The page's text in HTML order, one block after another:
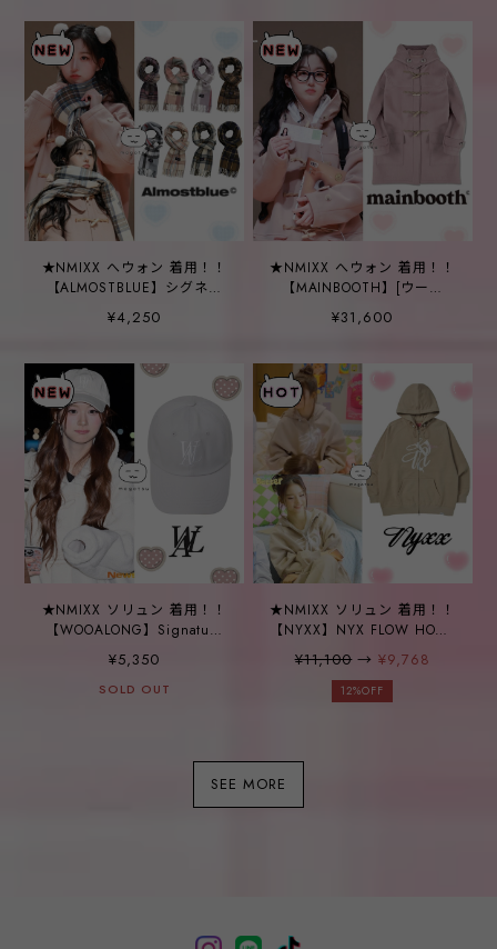
★NMIXX へウォン 着用！！
【ALMOSTBLUE】シグネチ
ャーチェックマフラー -
12COLOR
¥4,250
★NMIXX へウォン 着用！！
【MAINBOOTH】[ウール
90%]Oversized Duffle
Coat(PINK)
¥31,600
★NMIXX ソリュン 着用！！
【WOOALONG】Signature
GREY
¥5,350
SOLD OUT
★NMIXX ソリュン 着用！！
【NYXX】NYX FLOW HOOD
¥11,100→¥9,768
12%OFF
SEE MORE